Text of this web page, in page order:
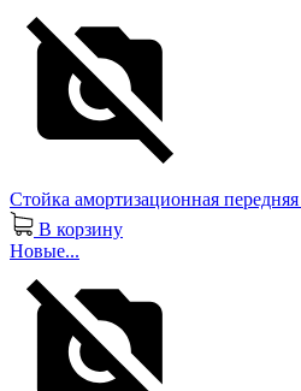
Стойка амортизационная
В корзину
Новые...